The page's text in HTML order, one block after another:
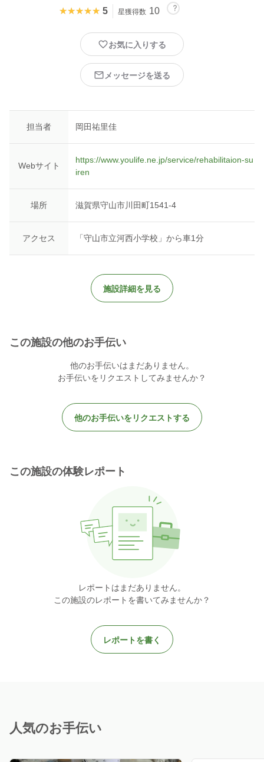
★★★★★
★★★★★ 5 星獲得数 10
お気に入りする
メッセージを送る
担当者 岡田祐里佳
Webサイト
https://www.youlife.ne.jp/service/rehabilitaion-su
iren
場所 滋賀県守山市川田町1541-4
アクセス 「守山市立河西小学校」から車1分
施設詳細を見る
この施設の他のお手伝い
他のお手伝いはまだありません。
お手伝いをリクエストしてみませんか？
他のお手伝いをリクエストする
この施設の体験レポート
レポートはまだありません。
この施設のレポートを書いてみませんか？
レポートを書く
人気のお手伝い